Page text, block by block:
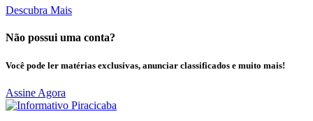
Descubra Mais
Não possui uma conta?
Você pode ler matérias exclusivas, anunciar classificados e muito mais!
Assine Agora